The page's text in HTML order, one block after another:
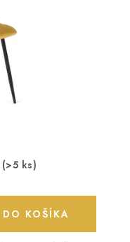
(>5 ks)
DO KOŠÍKA